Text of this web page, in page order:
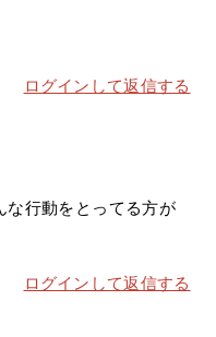
ログインして返信する
な行動をとってる方が
ログインして返信する